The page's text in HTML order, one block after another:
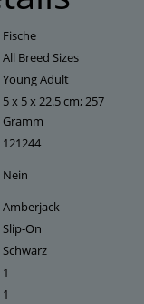
‎Fische
‎All Breed Sizes
‎Young Adult
‎5 x 5 x 22.5 cm; 257
Gramm
‎121244
‎Nein
‎Amberjack
‎Slip-On
‎Schwarz
‎1
‎1